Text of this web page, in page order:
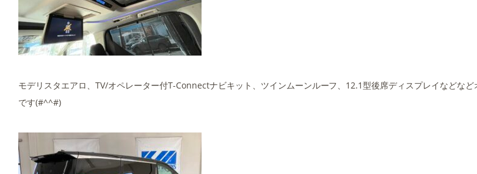
モデリスタエアロ、TV/オペレーター付T-Connectナビキット、ツインムーンルーフ、12.1型後席ディスプレイなどな
です(#^^#)